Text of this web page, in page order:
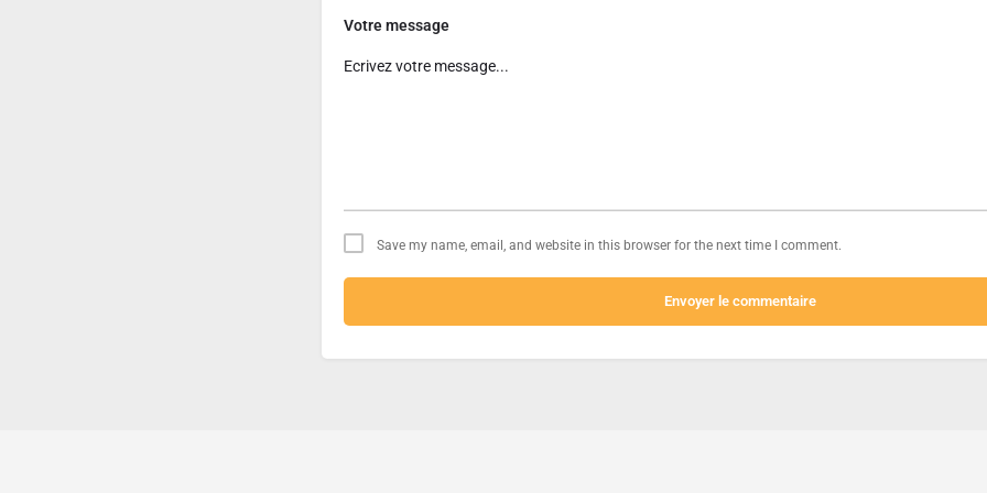
Votre message
Save my name, email, and website in this browser for the next time I comment.
Envoyer le commentaire